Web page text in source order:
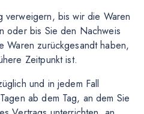
verweigern, bis wir die Waren
oder bis Sie den Nachweis
Waren zurückgesandt haben,
Zeitpunkt ist.
und in jedem Fall
ab dem Tag, an dem Sie